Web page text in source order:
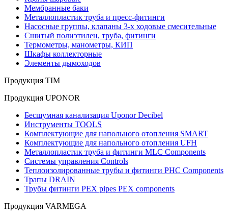
Мембранные баки
Металлопластик труба и пресс-фитинги
Насосные группы, клапаны 3-х ходовые смесительные
Сшитый полиэтилен, труба, фитинги
Термометры, манометры, КИП
Шкафы коллекторные
Элементы дымоходов
Продукция TIM
Продукция UPONOR
Бесшумная канализация Uponor Decibel
Инструменты TOOLS
Комплектующие для напольного отопления SMART
Комплектующие для напольного отопления UFH
Металлопластик труба и фитинги MLC Components
Системы управления Controls
Теплоизолированные трубы и фитинги PHC Components
Трапы DRAIN
Трубы фитинги PEX pipes PEX components
Продукция VARMEGA